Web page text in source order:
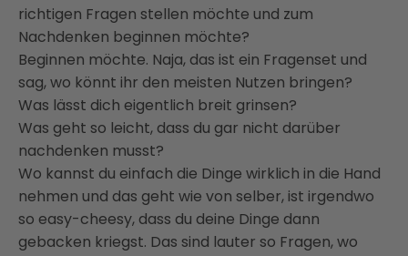
richtigen Fragen stellen möchte und zum
Nachdenken beginnen möchte?
Beginnen möchte. Naja, das ist ein Fragenset und
sag, wo könnt ihr den meisten Nutzen bringen?
Was lässt dich eigentlich breit grinsen?
Was geht so leicht, dass du gar nicht darüber
nachdenken musst?
Wo kannst du einfach die Dinge wirklich in die Hand
nehmen und das geht wie von selber,ist irgendwo
so easy-cheesy, dass du deine Dinge dann
gebacken kriegst. Das sind lauter so Fragen,wo